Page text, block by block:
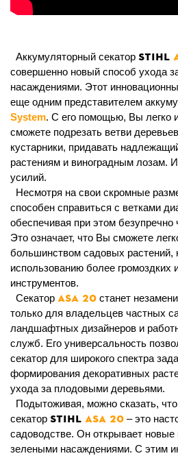
Аккумуляторный секатор STIHL
совершенно новый способ ухода
насаждениями. Этот
еще одним представителем
System. С его помощью, Вы легко
сможете подрезать ветви
кустарники, придавать
растениям и виноградным лозам.
усилий.
Несмотря на свои скромные
способен справиться с ветками
обеспечивая при этом
Это означает, что Вы сможете
большинством садовых растений,
использованию более громоздких
инструментов.
Секатор ASA 20 станет
только для владельцев частных
ландшафтных дизайнеров и
служб. Его универсальность
секатор для широкого спектра
формирования декоративных
ухода за плодовыми деревьями.
Подытоживая, можно сказать,
секатор STIHL ASA 20 – это
садоводстве. Он открывает новые
зелеными насаждениями. С этим